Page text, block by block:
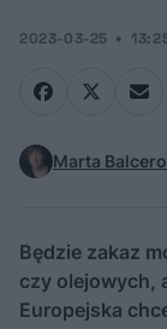
2023-03-25
Marta
Będzie zakaz
czy olejowych,
Europejska